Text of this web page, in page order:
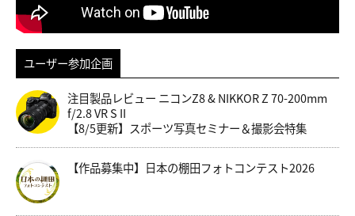
ユーザー参加企画
注目製品レビュー ニコンZ8 & NIKKOR Z 70-200mm
f/2.8 VR S II
【8/5更新】スポーツ写真セミナー＆撮影会特集
【作品募集中】日本の棚田フォトコンテスト2026